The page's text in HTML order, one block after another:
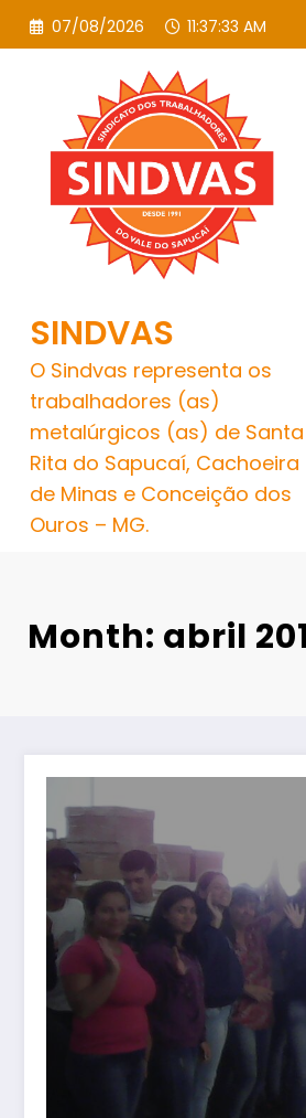
Pular
para
07/08/2026 11:37:35 AM
SINDVAS
O Sindvas representa os
trabalhadores (as)
metalúrgicos (as) de Santa
Rita do Sapucaí, Cachoeira
de Minas e Conceição dos
Ouros – MG.
Month: abril